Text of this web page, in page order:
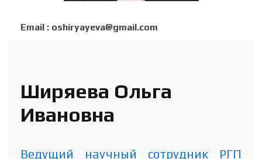
Email : oshiryayeva@gmail.com
Ширяева Ольга
Ивановна
Ведущий научный сотрудник РГП